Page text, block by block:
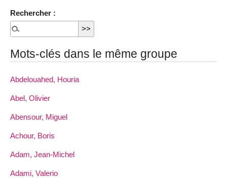
Rechercher :
Mots-clés dans le même groupe
Abdelouahed, Houria
Abel, Olivier
Abensour, Miguel
Achour, Boris
Adam, Jean-Michel
Adami, Valerio